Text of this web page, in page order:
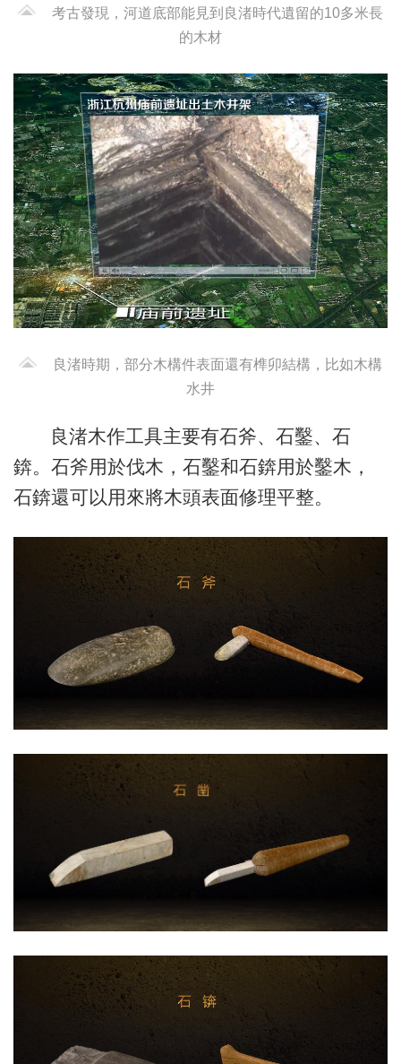
考古發現，河道底部能見到良渚時代遺留的10多米長
的木材
良渚時期，部分木構件表面還有榫卯結構，比如木構
水井
良渚木作工具主要有石斧、石鑿、石
錛。石斧用於伐木，石鑿和石錛用於鑿木，
石錛還可以用來將木頭表面修理平整。